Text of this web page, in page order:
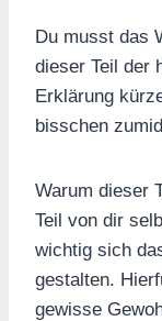
Du musst das
dieser Teil der
Erklärung
bisschen
Warum dieser
Teil von dir
wichtig sich
gestalten.
gewisse